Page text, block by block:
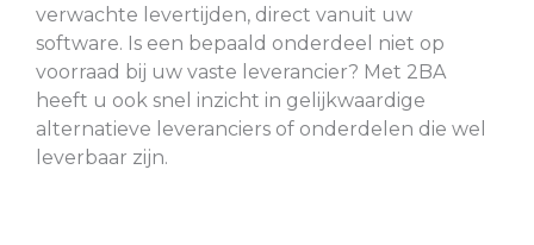
verwachte levertijden, direct vanuit uw
software. Is een bepaald onderdeel niet op
voorraad bij uw vaste leverancier? Met 2BA
heeft u ook snel inzicht in gelijkwaardige
alternatieve leveranciers of onderdelen die wel
leverbaar zijn.